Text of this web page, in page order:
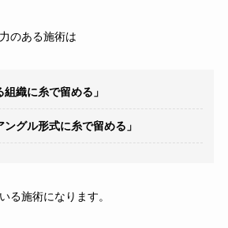
のある施術は
組織に糸で留める」
ングル形式に糸で留める」
る施術になります。